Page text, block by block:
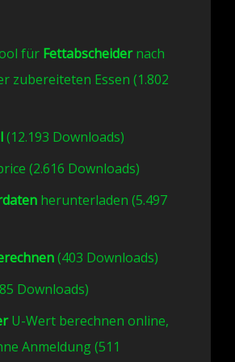
für Fettabscheidernach
zubereiteten Essen (1.802
(12.193 Downloads)
(2.616 Downloads)
herunterladen (5.497
(403 Downloads)
Downloads)
U-Wert berechnen online,
Anmeldung (511